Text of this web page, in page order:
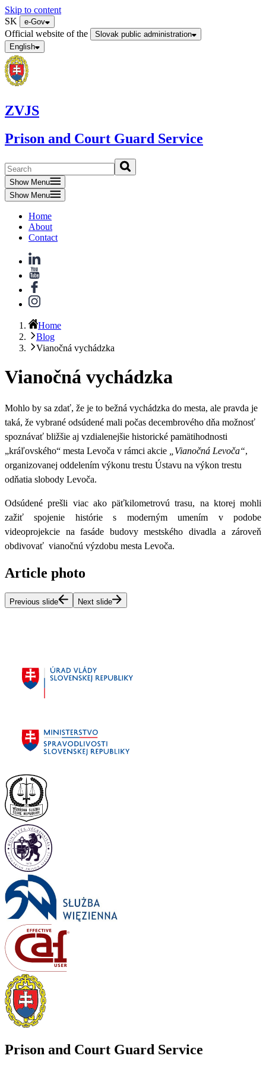
Skip to content
SK
e-Gov
Official website of the
Slovak public administration
English
ZVJS
Prison and Court Guard Service
Show Menu
Show Menu
Home
About
Contact
Home
Blog
Vianočná vychádzka
Vianočná vychádzka
Mohlo by sa zdať, že je to bežná vychádzka do mesta, ale pravda je
taká, že vybrané odsúdené mali počas decembrového dňa možnosť
spoznávať bližšie aj vzdialenejšie historické pamätihodnosti
„kráľovského“ mesta Levoča v rámci akcie
„Vianočná Levoča“,
organizovanej oddelením výkonu trestu Ústavu na výkon trestu
odňatia slobody Levoča.
Odsúdené prešli viac ako päťkilometrovú trasu, na ktorej mohli
zažiť spojenie histórie s moderným umením v podobe
videoprojekcie na fasáde budovy mestského divadla a zároveň
obdivovať vianočnú výzdobu mesta Levoča.
Article photo
Previous slide Next slide
Prison and Court Guard Service